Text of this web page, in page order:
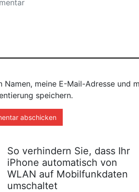
Namen, meine E-Mail-Adresse und
speichern.
So verhindern Sie, dass Ihr
iPhone automatisch von
WLAN auf Mobilfunkdaten
umschaltet